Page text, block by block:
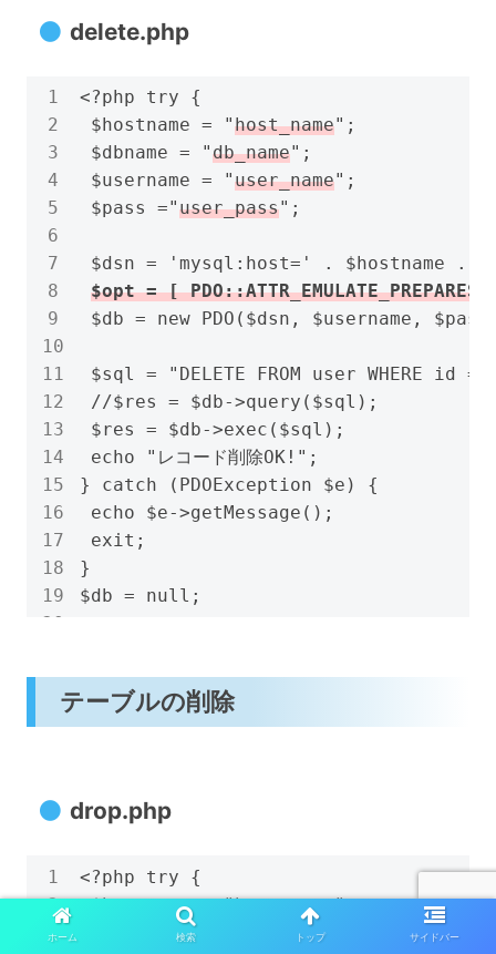
delete.php
<?php try {
$hostname = "host_name";
$dbname = "db_name";
$username = "user_name";
$pass ="user_pass";
$dsn = 'mysql:host=' . $hostname
$db = new PDO($dsn, $username,
$sql = "DELETE FROM user WHERE id =
//$res = $db->query($sql);
$res = $db->exec($sql);
echo "レコード削除OK!";
} catch (PDOException $e) {
echo $e->getMessage();
exit;
}
$db = null;
テーブルの削除
drop.php
<?php try {
$hostname = "host_name";
$dbname = "
";
ホーム 検索 トップ サイドバー